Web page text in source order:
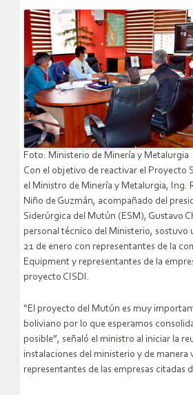
Foto: Ministerio de Minería y Metalurgia
Con el objetivo de reactivar el Proyecto
el Ministro de Minería y Metalurgia, Ing.
Niño de Guzmán, acompañado del
Siderúrgica del Mutún (ESM), Gustavo
personal técnico del Ministerio, sostuvo
21 de enero con representantes de la
Equipment y representantes de la
proyecto CISDI.
“El proyecto del Mutún es muy
boliviano por lo que esperamos
posible”, señaló el ministro al iniciar la
instalaciones del ministerio y de manera
representantes de las empresas citadas